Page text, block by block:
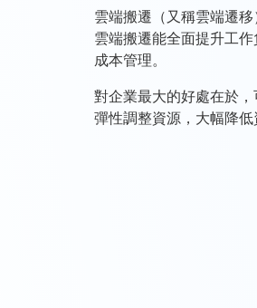
雲端搬遷（又稱雲端遷
雲端搬遷能全面提升工
成本管理。
對企業最大的好處在於
彈性調整資源，大幅降低